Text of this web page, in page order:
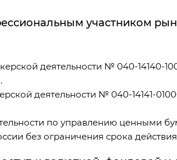
участником
деятельности № 040-14140-
деятельности № 040-14141-
по управлению ценными
без ограничения срока